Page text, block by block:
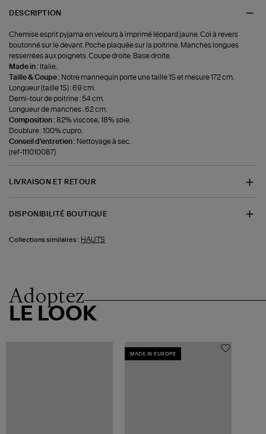
DESCRIPTION
Chemise esprit pyjama en velours à imprimé léopard jaune. Col à revers
boutonné sur le devant. Poche plaquée sur la poitrine. Manches longues
resserrées aux poignets. Coupe droite. Base droite.
Made in : Italie.
Taille & Coupe : Notre mannequin porte une taille 1S et mesure 172 cm.
Longueur (taille 1S) : 69 cm.
Demi-tour de poitrine : 54 cm.
Longueur de manches : 62 cm.
Composition :82% viscose, 18% soie.
Doublure : 100% cupro.
Conseil d'entretien : Nettoyage à sec.
(ref-111010087)
LIVRAISON ET RETOUR
DISPONIBILITÉ BOUTIQUE
Collections similaires : HAUTS
Adoptez
LE LOOK
MADE IN EUROPE